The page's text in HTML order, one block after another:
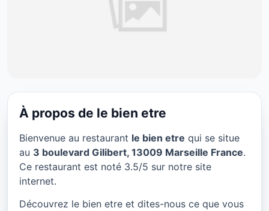
le bien etre à Marseille
★ 3.5/5
À propos de le bien etre
Bienvenue au restaurant le bien etre qui se situe
au 3 boulevard Gilibert, 13009 Marseille France.
Ce restaurant est noté 3.5/5 sur notre site
internet.
Découvrez le bien etre et dites-nous ce que vous